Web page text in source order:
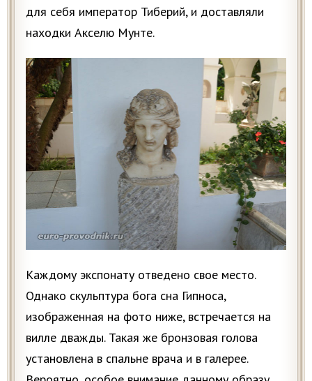
для себя император Тиберий, и доставляли
находки Акселю Мунте.
Каждому экспонату отведено свое место.
Однако скульптура бога сна Гипноса,
изображенная на фото ниже, встречается на
вилле дважды. Такая же бронзовая голова
установлена в спальне врача и в галерее.